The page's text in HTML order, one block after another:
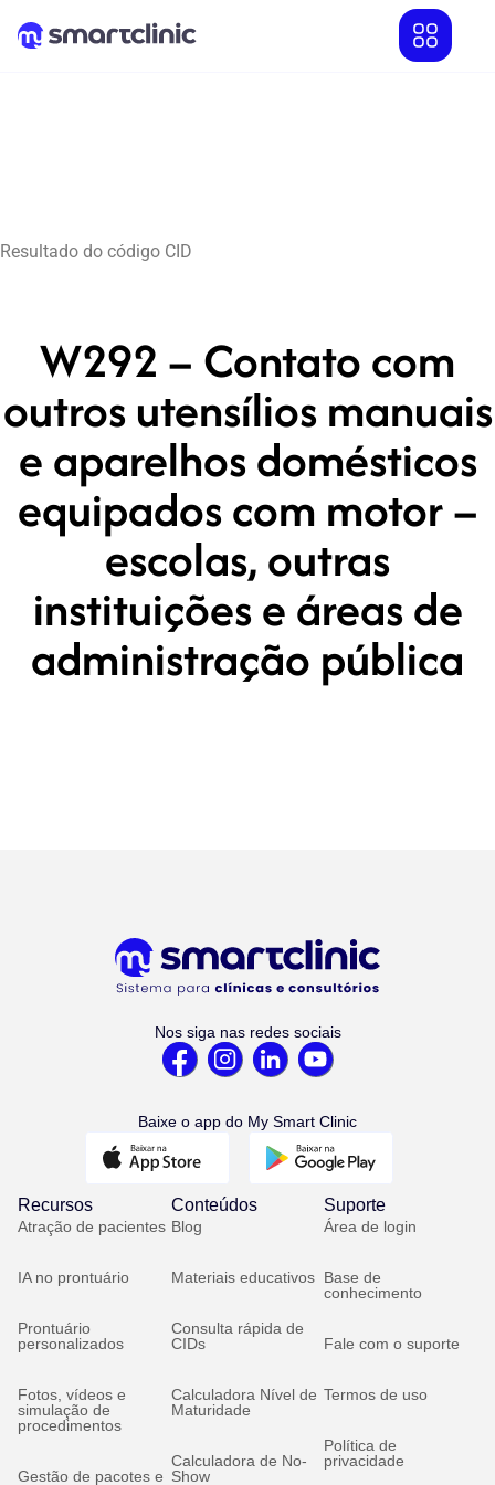
Resultado do código CID
W292 – Contato com
outros utensílios manuais
e aparelhos domésticos
equipados com motor –
escolas, outras
instituições e áreas de
administração pública
Nos siga nas redes sociais
Baixe o app do My Smart Clinic
Recursos
Atração de pacientes
IA no prontuário
Prontuário
personalizados
Fotos, vídeos e
simulação de
procedimentos
Gestão de pacotes e
Conteúdos
Blog
Materiais educativos
Consulta rápida de
CIDs
Calculadora Nível de
Maturidade
Calculadora de No-
Show
Suporte
Área de login
Base de
conhecimento
Fale com o suporte
Termos de uso
Política de
privacidade